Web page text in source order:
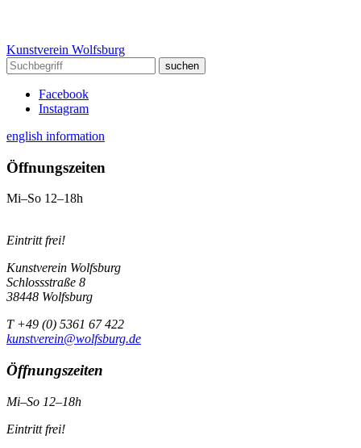
Kunstverein Wolfsburg
Facebook
Instagram
english information
Öffnungszeiten
Mi–So 12–18h
Eintritt frei!
Kunstverein Wolfsburg
Schlossstraße 8
38448 Wolfsburg
T +49 (0) 5361 67 422
kunstverein@wolfsburg.de
Öffnungszeiten
Mi–So 12–18h
Eintritt frei!